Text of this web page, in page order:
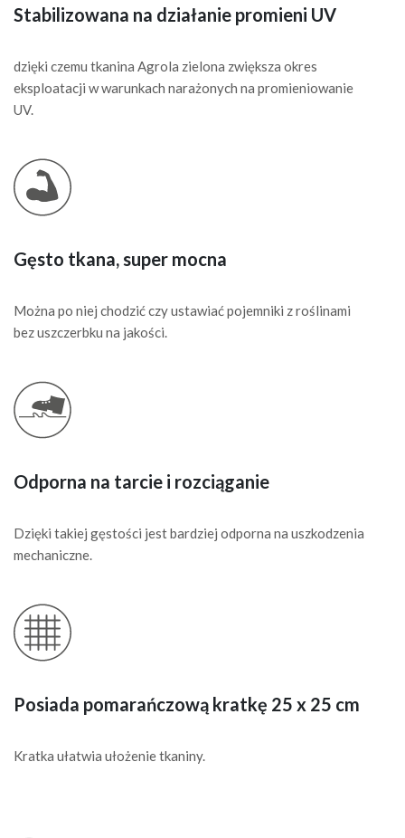
Stabilizowana na działanie promieni UV
dzięki czemu tkanina Agrola zielona zwiększa okres
eksploatacji w warunkach narażonych na promieniowanie
UV.
Gęsto tkana, super mocna
Można po niej chodzić czy ustawiać pojemniki z roślinami
bez uszczerbku na jakości.
Odporna na tarcie i rozciąganie
Dzięki takiej gęstości jest bardziej odporna na uszkodzenia
mechaniczne.
Posiada pomarańczową kratkę 25 x 25 cm
Kratka ułatwia ułożenie tkaniny.